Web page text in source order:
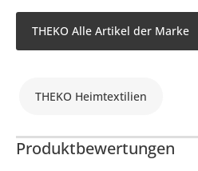
THEKO Alle Artikel der Marke
THEKO Heimtextilien
Produktbewertungen